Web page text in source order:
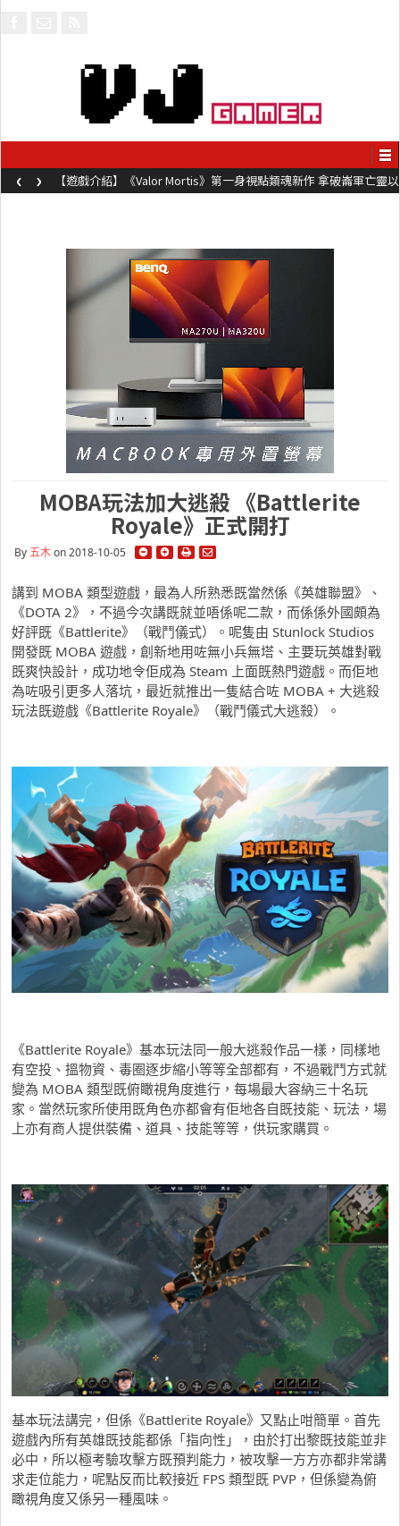
【遊戲介紹】《Valor Mortis》第一身視點類魂新作 拿破崙軍亡靈以
槍械劍與魔法殺敵
‹ ›
MOBA玩法加大逃殺 《Battlerite
Royale》正式開打
By五木on 2018-10-05
講到 MOBA 類型遊戲，最為人所熟悉既當然係《英雄聯盟》、
《DOTA 2》，不過今次講既就並唔係呢二款，而係係外國頗為
好評既《Battlerite》（戰鬥儀式）。呢隻由 Stunlock Studios
開發既 MOBA 遊戲，創新地用咗無小兵無塔、主要玩英雄對戰
既爽快設計，成功地令佢成為 Steam 上面既熱門遊戲。而佢地
為咗吸引更多人落坑，最近就推出一隻結合咗 MOBA + 大逃殺
玩法既遊戲《Battlerite Royale》（戰鬥儀式大逃殺）。
《Battlerite Royale》基本玩法同一般大逃殺作品一樣，同樣地
有空投、搵物資、毒圈逐步縮小等等全部都有，不過戰鬥方式就
變為 MOBA 類型既俯瞰視角度進行，每場最大容納三十名玩
家。當然玩家所使用既角色亦都會有佢地各自既技能、玩法，場
上亦有商人提供裝備、道具、技能等等，供玩家購買。
基本玩法講完，但係《Battlerite Royale》又點止咁簡單。首先
遊戲內所有英雄既技能都係「指向性」，由於打出黎既技能並非
必中，所以極考驗攻擊方既預判能力，被攻擊一方方亦都非常講
求走位能力，呢點反而比較接近 FPS 類型既 PVP，但係變為俯
瞰視角度又係另一種風味。